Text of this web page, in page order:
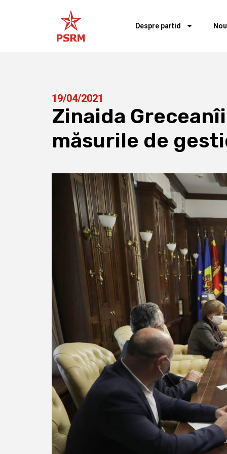
Despre partid
19/04/2021
Zinaida
măsurile de